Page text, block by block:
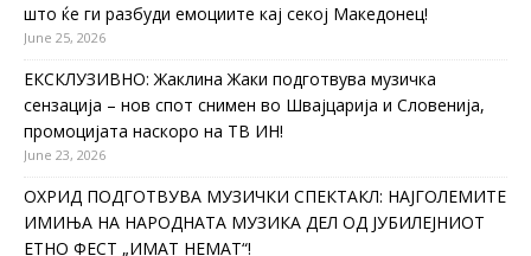
што ќе ги разбуди емоциите кај секој Македонец!
June 25, 2026
ЕКСКЛУЗИВНО: Жаклина Жаки подготвува музичка
сензација – нов спот снимен во Швајцарија и Словенија,
промоцијата наскоро на ТВ ИН!
June 23, 2026
ОХРИД ПОДГОТВУВА МУЗИЧКИ СПЕКТАКЛ: НАЈГОЛЕМИТЕ
ИМИЊА НА НАРОДНАТА МУЗИКА ДЕЛ ОД ЈУБИЛЕЈНИОТ
ЕТНО ФЕСТ „ИМАТ НЕМАТ“!